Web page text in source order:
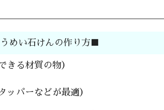
めい石けんの作り方■
きる材質の物）
ッパーなどが最適）